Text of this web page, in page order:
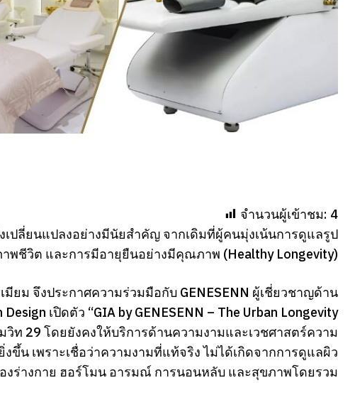
จำนวนผู้เข้าชม: 4
ปลี่ยนแปลงอย่างมีนัยสำคัญ จากเดิมที่ผู้คนมุ่งเน้นการดูแลรูป
วิต และการมีอายุยืนอย่างมีคุณภาพ (Healthy Longevity)
ยม จึงประกาศความร่วมมือกับ GENESENN ผู้เชี่ยวชาญด้าน
เปิดตัว “GIA by GENESENN – The Urban Longevity
ท 29 โดยยังคงให้บริการด้านความงามและเวชศาสตร์ความ
น เพราะเชื่อว่าความงามที่แท้จริง ไม่ได้เกิดจากการดูแลผิว
ร่างกาย ฮอร์โมน อารมณ์ การนอนหลับ และสุขภาพโดยรวม